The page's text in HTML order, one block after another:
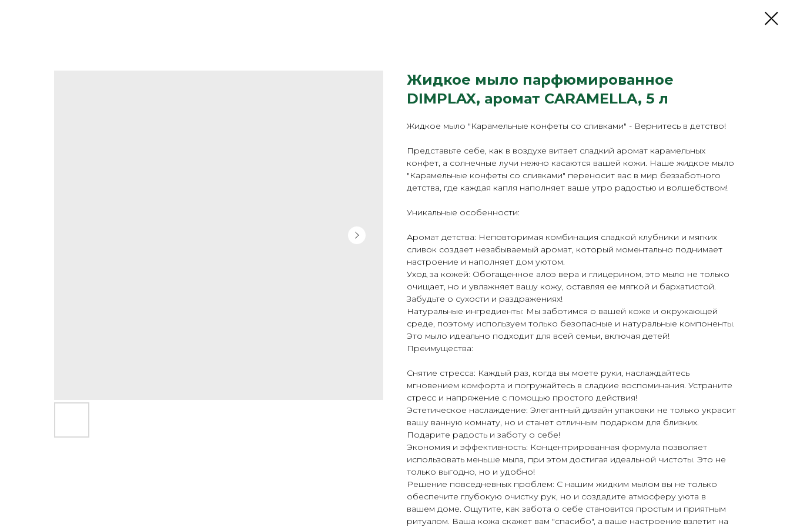
Жидкое мыло парфюмированное
DIMPLAX, аромат CARAMELLA, 5 л
Жидкое мыло "Карамельные конфеты со сливками" - Вернитесь в детство!
Представьте себе, как в воздухе витает сладкий аромат карамельных
конфет, а солнечные лучи нежно касаются вашей кожи. Наше жидкое мыло
"Карамельные конфеты со сливками" переносит вас в мир беззаботного
детства, где каждая капля наполняет ваше утро радостью и волшебством!
Уникальные особенности:
Аромат детства: Неповторимая комбинация сладкой клубники и мягких
сливок создает незабываемый аромат, который моментально поднимает
настроение и наполняет дом уютом.
Уход за кожей: Обогащенное алоэ вера и глицерином, это мыло не только
очищает, но и увлажняет вашу кожу, оставляя ее мягкой и бархатистой.
Забудьте о сухости и раздражениях!
Натуральные ингредиенты: Мы заботимся о вашей коже и окружающей
среде, поэтому используем только безопасные и натуральные компоненты.
Это мыло идеально подходит для всей семьи, включая детей!
Преимущества:
Снятие стресса: Каждый раз, когда вы моете руки, наслаждайтесь
мгновением комфорта и погружайтесь в сладкие воспоминания. Устраните
стресс и напряжение с помощью простого действия!
Эстетическое наслаждение: Элегантный дизайн упаковки не только украсит
вашу ванную комнату, но и станет отличным подарком для близких.
Подарите радость и заботу о себе!
Экономия и эффективность: Концентрированная формула позволяет
использовать меньше мыла, при этом достигая идеальной чистоты. Это не
только выгодно, но и удобно!
Решение повседневных проблем: С нашим жидким мылом вы не только
обеспечите глубокую очистку рук, но и создадите атмосферу уюта в
вашем доме. Ощутите, как забота о себе становится простым и приятным
ритуалом. Ваша кожа скажет вам "спасибо", а ваше настроение взлетит на